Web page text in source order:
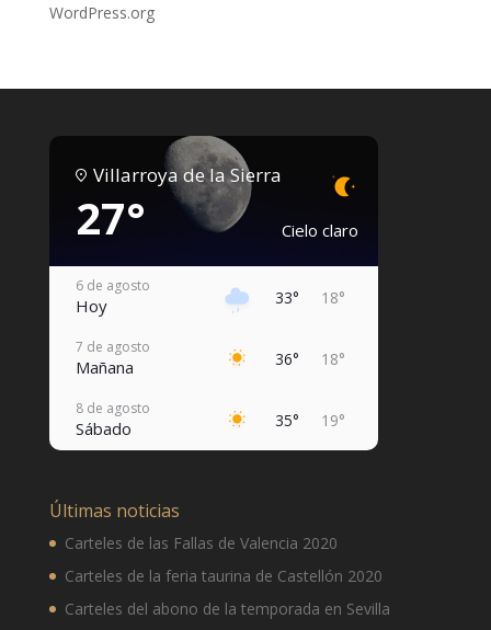
WordPress.org
Villarroya de la Sierra
27° Cielo claro
6 de agosto
Hoy 33° 18°
7 de agosto
Mañana 36° 18°
8 de agosto
Sábado 35° 19°
Lunes 33° 18°
Martes 35° 20°
Últimas noticias
Carteles de las Fallas de Valencia 2020
Carteles de la feria taurina de Castellón 2020
Carteles del abono de la temporada en Sevilla